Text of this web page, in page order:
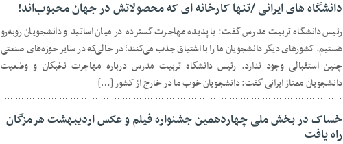
دانشگاه های ایرانی /تنها کارخانه ای که محصولاتش در جهان محبوب‌اند!
رئیس دانشگاه تربیت مدرس گفت: با پدیده مهاجرت گسترده در میان اساتید و دانشجویان روبه‌رو
هستیم. کشورهای دیگر دانشجویان ما را با اشتیاق جذب می‌کنند؛ در حالی‌که در سایر حوزه‌های صنعتی
چنین استقبالی وجود ندارد. رئیس دانشگاه تربیت مدرس درباره مهاجرت نخبگان و وضعیت
دانشجویان ممتاز ایرانی گفت: دانشجویان خوب ما در خارج از کشور […]
خساک در بخش ملی چهاردهمین جشنواره فیلم و عکس اردیبهشت هرمزگان
راه یافت